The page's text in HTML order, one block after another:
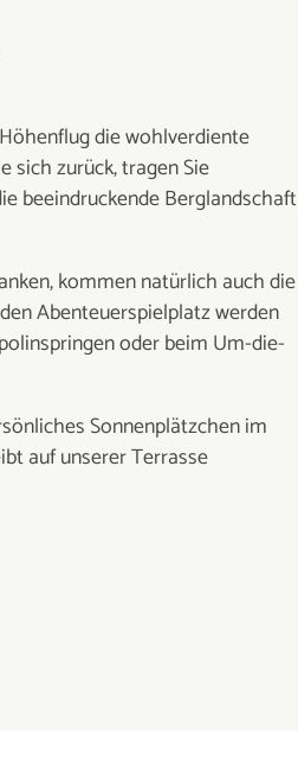
die wohlverdiente
sich zurück, tragen Sie
beeindruckende Berglandschaft
kommen natürlich auch die
Abenteuerspielplatz werden
oder beim Um-die-
Sonnenplätzchen im
auf unserer Terrasse